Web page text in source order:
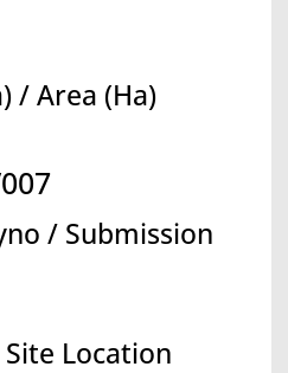
/ Area (Ha)
/ Submission
Location